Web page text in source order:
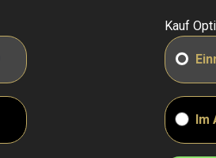
Kauf
Im